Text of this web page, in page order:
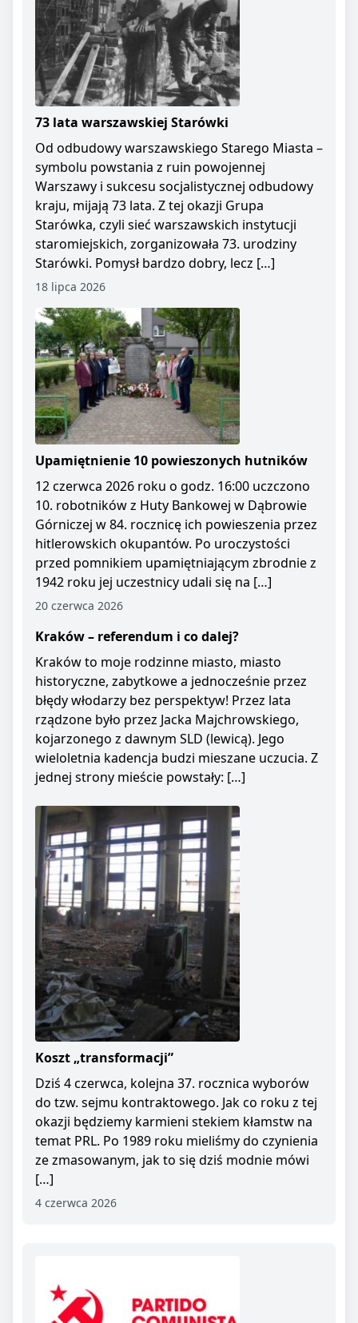
73 lata warszawskiej Starówki
Od odbudowy warszawskiego Starego Miasta –
symbolu powstania z ruin powojennej
Warszawy i sukcesu socjalistycznej odbudowy
kraju, mijają 73 lata. Z tej okazji Grupa
Starówka, czyli sieć warszawskich instytucji
staromiejskich, zorganizowała 73. urodziny
Starówki. Pomysł bardzo dobry, lecz […]
18 lipca 2026
Upamiętnienie 10 powieszonych hutników
12 czerwca 2026 roku o godz. 16:00 uczczono
10. robotników z Huty Bankowej w Dąbrowie
Górniczej w 84. rocznicę ich powieszenia przez
hitlerowskich okupantów. Po uroczystości
przed pomnikiem upamiętniającym zbrodnie z
1942 roku jej uczestnicy udali się na […]
20 czerwca 2026
Kraków – referendum i co dalej?
Kraków to moje rodzinne miasto, miasto
historyczne, zabytkowe a jednocześnie przez
błędy włodarzy bez perspektyw! Przez lata
rządzone było przez Jacka Majchrowskiego,
kojarzonego z dawnym SLD (lewicą). Jego
wieloletnia kadencja budzi mieszane uczucia. Z
jednej strony mieście powstały: […]
Koszt „transformacji”
Dziś 4 czerwca, kolejna 37. rocznica wyborów
do tzw. sejmu kontraktowego. Jak co roku z tej
okazji będziemy karmieni stekiem kłamstw na
temat PRL. Po 1989 roku mieliśmy do czynienia
ze zmasowanym, jak to się dziś modnie mówi
[…]
4 czerwca 2026